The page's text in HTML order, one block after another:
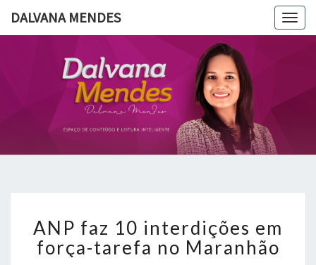
DALVANA MENDES
DALVANA
MENDES
Espaço De
Conteúdo
E Leitura
Inteligente
faz
10
interdições
ANP faz 10 interdições em
força-tarefa no Maranhão